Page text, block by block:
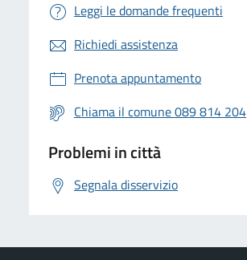
Leggi le domande frequenti
Richiedi assistenza
Prenota appuntamento
Chiama il comune 089 814 204
Problemi in città
Segnala disservizio